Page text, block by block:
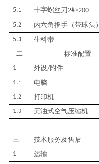
5.1
十字螺丝刀2#×200
5.2
内六角扳手（带球头）
5.3
生料带
二
标准配置
1
外设/附件
1.1
电脑
1.2
打印机
1.3
无油式空气压缩机
三
技术服务及售后
1
运输